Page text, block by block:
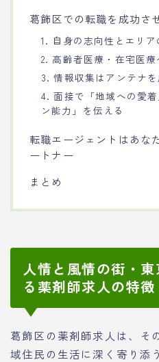
葛飾区での転職を成功さ
1. 自身の志向性とエリ
2. 高齢者医療・在宅医
3. 情報収集はアンテナ
4. 面接で「地域への愛
ン能力」を伝える
転職エージェントはあな
ートナー
まとめ
人情と風情の街・
る薬剤師求人の特徴
葛飾区の薬剤師求人は、そ
域住民の生活に深く寄り添